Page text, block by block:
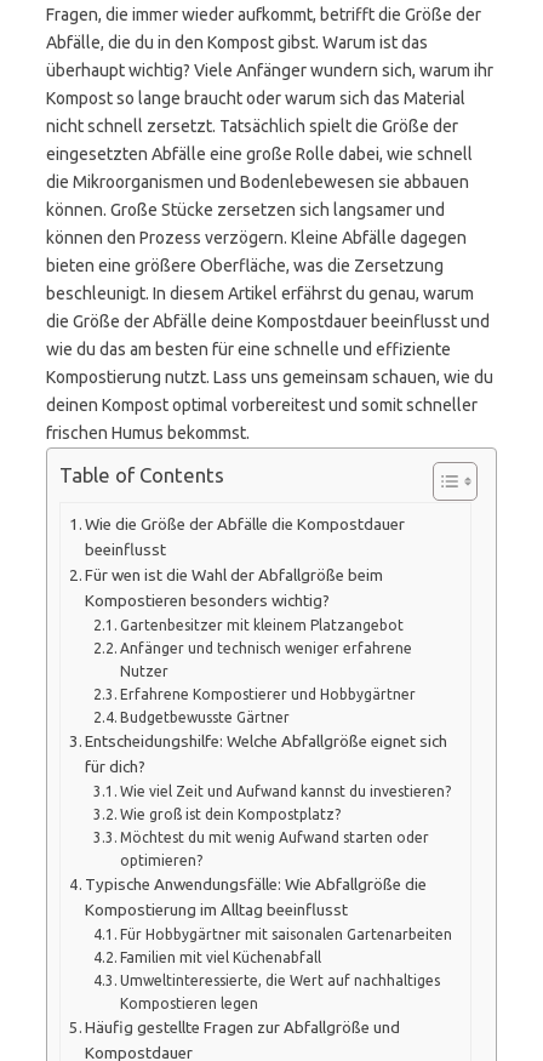
Fragen, die immer wieder aufkommt, betrifft die Größe der
Abfälle, die du in den Kompost gibst. Warum ist das
überhaupt wichtig? Viele Anfänger wundern sich, warum ihr
Kompost so lange braucht oder warum sich das Material
nicht schnell zersetzt. Tatsächlich spielt die Größe der
eingesetzten Abfälle eine große Rolle dabei, wie schnell
die Mikroorganismen und Bodenlebewesen sie abbauen
können. Große Stücke zersetzen sich langsamer und
können den Prozess verzögern. Kleine Abfälle dagegen
bieten eine größere Oberfläche, was die Zersetzung
beschleunigt. In diesem Artikel erfährst du genau, warum
die Größe der Abfälle deine Kompostdauer beeinflusst und
wie du das am besten für eine schnelle und effiziente
Kompostierung nutzt. Lass uns gemeinsam schauen, wie du
deinen Kompost optimal vorbereitest und somit schneller
frischen Humus bekommst.
Table of Contents
Wie die Größe der Abfälle die Kompostdauer
beeinflusst
Für wen ist die Wahl der Abfallgröße beim
Kompostieren besonders wichtig?
Gartenbesitzer mit kleinem Platzangebot
Anfänger und technisch weniger erfahrene
Nutzer
Erfahrene Kompostierer und Hobbygärtner
Budgetbewusste Gärtner
Entscheidungshilfe: Welche Abfallgröße eignet sich
für dich?
Wie viel Zeit und Aufwand kannst du investieren?
Wie groß ist dein Kompostplatz?
Möchtest du mit wenig Aufwand starten oder
optimieren?
Typische Anwendungsfälle: Wie Abfallgröße die
Kompostierung im Alltag beeinflusst
Für Hobbygärtner mit saisonalen Gartenarbeiten
Familien mit viel Küchenabfall
Umweltinteressierte, die Wert auf nachhaltiges
Kompostieren legen
Häufig gestellte Fragen zur Abfallgröße und
Kompostdauer